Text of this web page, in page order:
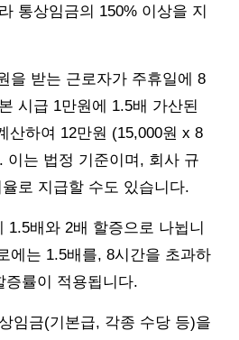
통상임금의 150% 이상을 지
을 받는 근로자가 주휴일에 8
시급 1만원에 1.5배 가산된
산하여 12만원 (15,000원 x 8
이는 법정 기준이며, 회사 규
로 지급할 수도 있습니다.
1.5배와 2배 할증으로 나뉩니
에는 1.5배를, 8시간을 초과하
증률이 적용됩니다.
임금(기본급, 각종 수당 등)을